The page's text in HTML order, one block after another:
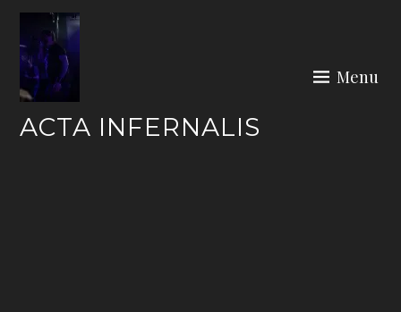
Skip
content
ACTA INFERNALIS
Menu